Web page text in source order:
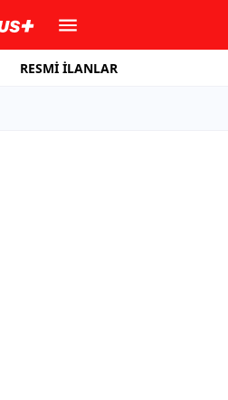
RESMİ İLANLAR